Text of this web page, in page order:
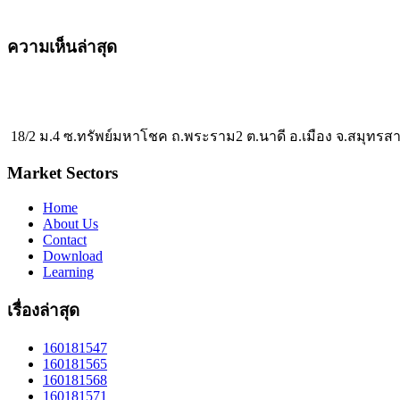
ความเห็นล่าสุด
18/2 ม.4 ซ.ทรัพย์มหาโชค ถ.พระราม2 ต.นาดี อ.เมือง จ.สมุทรส
Market Sectors
Home
About Us
Contact
Download
Learning
เรื่องล่าสุด
160181547
160181565
160181568
160181571